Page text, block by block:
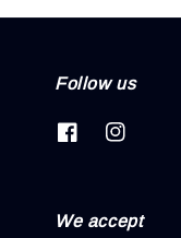
Follow us
We accept